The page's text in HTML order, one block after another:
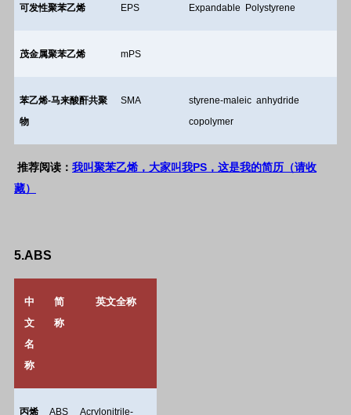
可发性聚苯乙烯 EPS Expandable Polystyrene
茂金属聚苯乙烯 mPS
苯乙烯-马来酸酐共聚
物
SMA
styrene-maleic anhydride
copolymer
推荐阅读： 我叫聚苯乙烯，大家叫我PS ，这是我的简历（请收
藏）
5.ABS
中
文
名
称
简
称
英文全称
丙烯
ABS
Acrylonitrile-